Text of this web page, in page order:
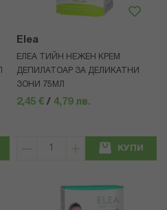
Elea
ЕЛЕА ТИЙН НЕЖЕН КРЕМ
ДЕПИЛАТОАР ЗА ДЕЛИКАТНИ
ЗОНИ 75МЛ
2,45 € / 4,79 лв.
КУПИ